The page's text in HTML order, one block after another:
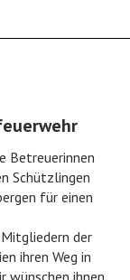
Betreuerinnen
Schützlingen
für einen
der
ihren Weg in
wünschen ihnen